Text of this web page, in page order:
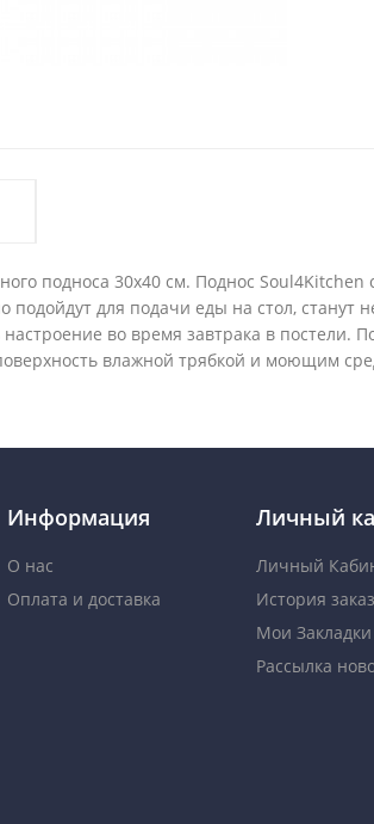
подноса 30х40 см. Поднос
подойдут для подачи еды на стол,
настроение во время завтрака в
влажной трябкой и моющим
Информация
О нас
Оплата и доставка
Личный
Личный
История
Мои Закладки
Рассылка